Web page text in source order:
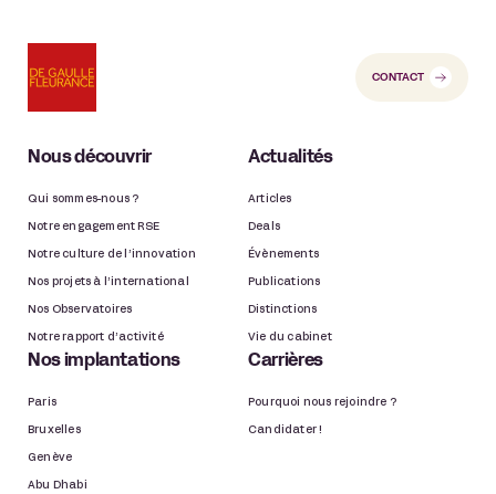
CONTACT
Nous découvrir
Qui sommes-nous ?
Notre engagement RSE
Notre culture de l’innovation
Nos projets à l’international
Nos Observatoires
Notre rapport d’activité
Actualités
Articles
Deals
Évènements
Publications
Distinctions
Vie du cabinet
Nos implantations
Paris
Bruxelles
Genève
Abu Dhabi
Carrières
Pourquoi nous rejoindre ?
Candidater !